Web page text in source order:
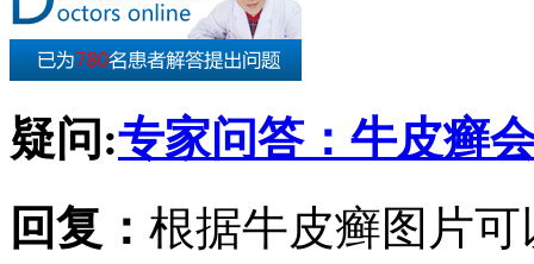
疑问:专家问答：牛皮癣
回复： 根据牛皮癣图片